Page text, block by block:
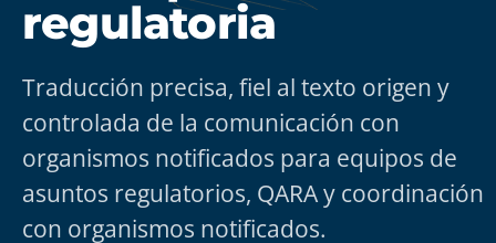
regulatoria
Traducción precisa, fiel al texto origen y
controlada de la comunicación con
organismos notificados para equipos de
asuntos regulatorios, QARA y coordinación
con organismos notificados.